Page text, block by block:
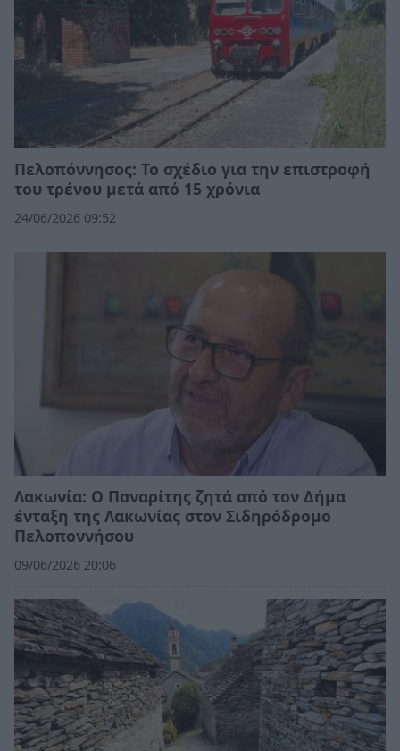
Πελοπόννησος: Το σχέδιο για την επιστροφή
του τρένου μετά από 15 χρόνια
24/06/2026 09:52
Λακωνία: Ο Παναρίτης ζητά από τον Δήμα
ένταξη της Λακωνίας στον Σιδηρόδρομο
Πελοποννήσου
09/06/2026 20:06